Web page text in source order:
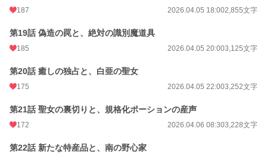
187 2026.04.05 18:002,855文字
第19話 偽造の罠と、絶対の識別魔道具
185 2026.04.05 20:003,125文字
第20話 癒しの独占と、白亜の聖女
175 2026.04.05 22:003,252文字
第21話 聖女の裏切りと、規格化ポーションの産声
172 2026.04.06 08:303,228文字
第22話 新たな特産品と、南の野心家